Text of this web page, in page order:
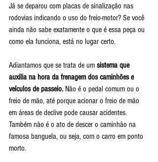
Já se deparou com placas de sinalização nas
rodovias indicando o uso do freio-motor? Se você
ainda não sabe exatamente o que é essa peça ou
como ela funciona, está no lugar certo.
Adiantamos que se trata de um sistema que
auxilia na hora da frenagem dos caminhões e
veículos de passeio. Não é o pedal comum ou o
freio de mão, até porque acionar o freio de mão
em áreas de declive pode causar acidentes.
Também não é o ato de descer o caminhão na
famosa banguela, ou seja, com o carro em ponto
morto.